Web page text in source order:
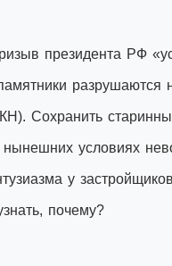
президента РФ
разрушаются
Сохранить
нынешних условиях
у
почему?